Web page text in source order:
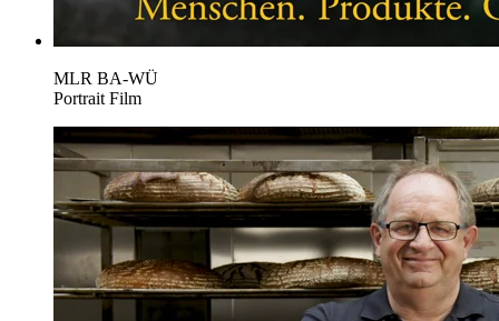
MLR BA-WÜ
Portrait Film